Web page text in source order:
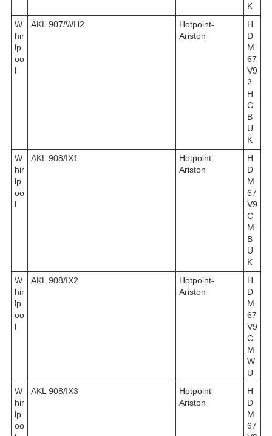
K
W
hir
lp
oo
l
AKL 907/WH2
Hotpoint-
Ariston
H
D
M
67
V9
2
H
C
B
U
K
W
hir
lp
oo
l
AKL 908/IX1
Hotpoint-
Ariston
H
D
M
67
V9
C
M
B
U
K
W
hir
lp
oo
l
AKL 908/IX2
Hotpoint-
Ariston
H
D
M
67
V9
C
M
W
U
W
hir
lp
oo
AKL 908/IX3
Hotpoint-
Ariston
H
D
M
67